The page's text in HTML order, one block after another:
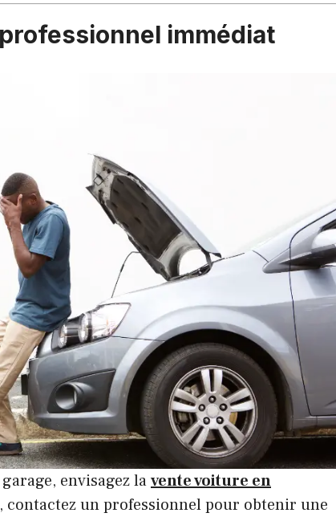
immédiat
envisagez lavente voiture en
contactez un professionnel pour obtenir une